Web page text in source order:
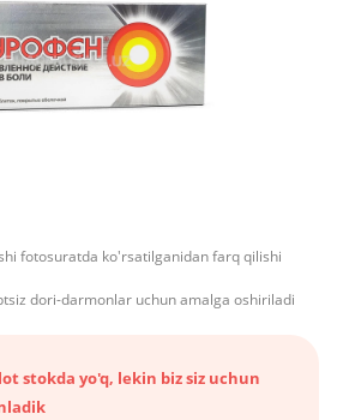
fotosuratda ko'rsatilganidan farq qilishi
dori-darmonlar uchun amalga oshiriladi
stokda yo'q, lekin biz siz uchun